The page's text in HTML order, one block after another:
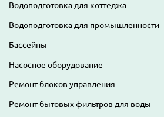
Водоподготовка для коттеджа
Водоподготовка для промышленности
Бассейны
Насосное оборудование
Ремонт блоков управления
Ремонт бытовых фильтров для воды